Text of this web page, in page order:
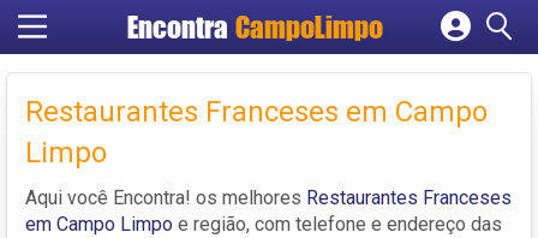
Encontra CampoLimpo
Cadastrar empresa
Criar conta
Restaurantes Franceses em Campo
Limpo
Aqui você Encontra! os melhores Restaurantes Franceses
em Campo Limpo e região, com telefone e endereço das